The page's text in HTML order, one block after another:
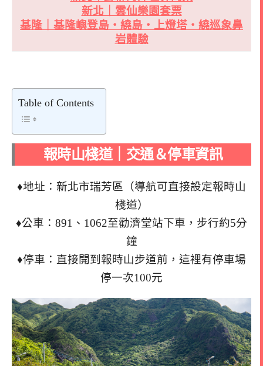
新北｜雲仙樂園套票
基隆｜基隆嶼登島・繞島・上燈塔・繞巡象鼻
岩體驗
Table of Contents
報時山棧道｜交通＆停車資訊
♦地址：新北市瑞芳區（導航可直接設定報時山
棧道）
♦公車：891、1062至勸濟堂站下車，步行約5分
鐘
♦停車：直接開到報時山步道前，這裡有停車場
停一次100元